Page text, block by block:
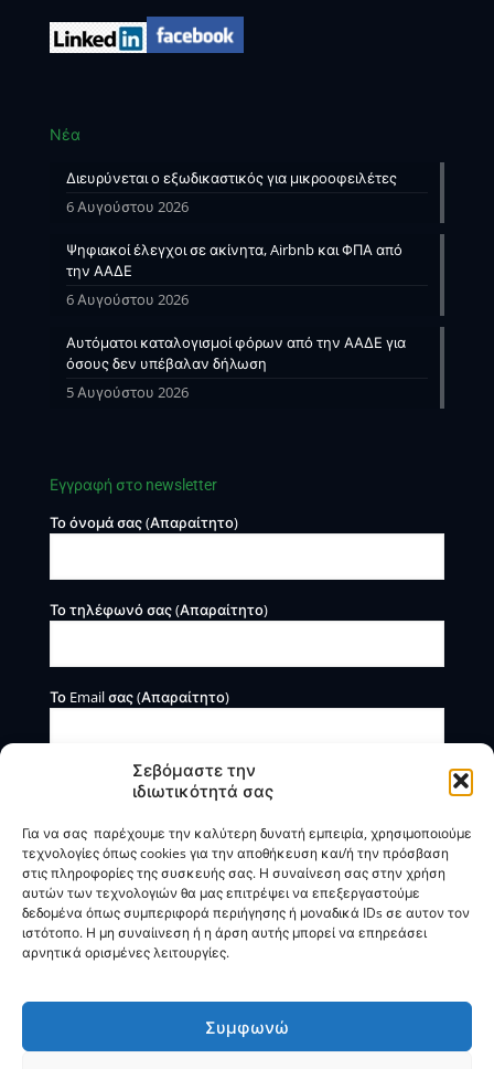
Σεβόμαστε την
ιδιωτικότητά σας
Για να σας παρέχουμε την καλύτερη δυνατή εμπειρία, χρησιμοποιούμε
τεχνολογίες όπως cookies για την αποθήκευση και/ή την πρόσβαση
στις πληροφορίες της συσκευής σας. Η συναίνεση σας στην χρήση
αυτών των τεχνολογιών θα μας επιτρέψει να επεξεργαστούμε
δεδομένα όπως συμπεριφορά περιήγησης ή μοναδικά IDs σε αυτον τον
ιστότοπο. Η μη συναίινεση ή η άρση αυτής μπορεί να επηρεάσει
αρνητικά ορισμένες λειτουργίες.
Συμφωνώ
Νέα
Διευρύνεται ο εξωδικαστικός για μικροοφειλέτες
6 Αυγούστου 2026
Ψηφιακοί έλεγχοι σε ακίνητα, Airbnb και ΦΠΑ από
την ΑΑΔΕ
6 Αυγούστου 2026
Αυτόματοι καταλογισμοί φόρων από την ΑΑΔΕ για
όσους δεν υπέβαλαν δήλωση
5 Αυγούστου 2026
Εγγραφή στο newsletter
Το όνομά σας (Απαραίτητο)
Το τηλέφωνό σας (Απαραίτητο)
Το Email σας (Απαραίτητο)
Η BOXmind παρέχει πληροφοριακές και συμβουλευτικές
υπηρεσίες. Δεν προσφέρει υπηρεσίες ρύθμισης ή
διαγραφής οφειλών.